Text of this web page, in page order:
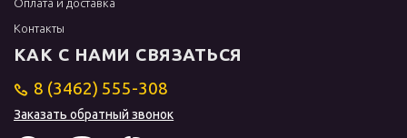
Оплата и доставка
Контакты
КАК С НАМИ СВЯЗАТЬСЯ
8 (3462) 555-308
Заказать обратный звонок